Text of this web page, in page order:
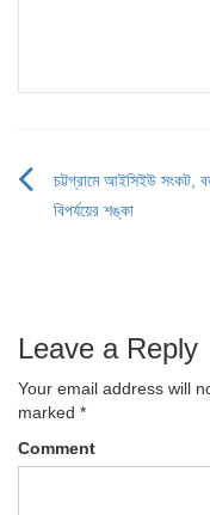
Post
চট্টগ্রামে আইসিইউ সংকট,
বিপর্যয়ের শঙ্কা
Leave a Reply
Your email address will
marked *
Comment